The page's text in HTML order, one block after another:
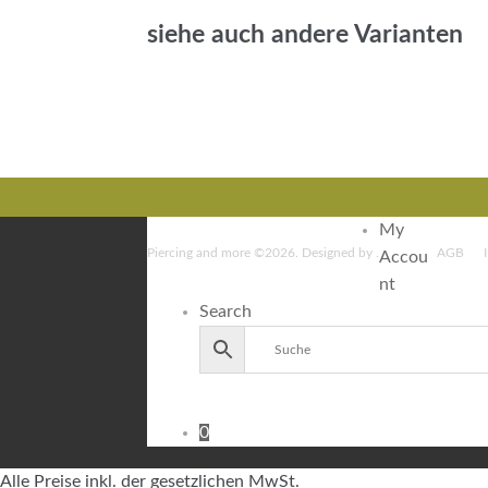
siehe auch andere Varianten
Piercing and more ©2026. Designed by AGB
My
Accou
nt
Search
0
Alle Preise inkl. der gesetzlichen MwSt.